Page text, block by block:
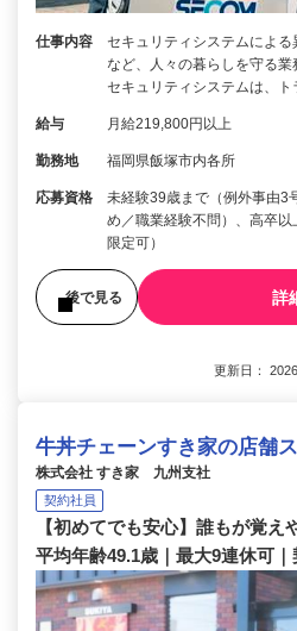
仕事内容
セキュリティシステムによ
など、人々の暮らしを守る
セキュリティシステムは、
給与 月給219,800円以上
勤務地 福岡県飯塚市内各所
応募資格
未経験39歳まで（例外事由3
め／職業経験不問）、高卒
限定可）
後で見る 詳
更新日：
牛丼チェーンすき家の店舗
株式会社 すき家 九州支社
契約社員
【初めてでも安心】誰もが覚え
平均年齢49.1歳｜最大9連休可｜